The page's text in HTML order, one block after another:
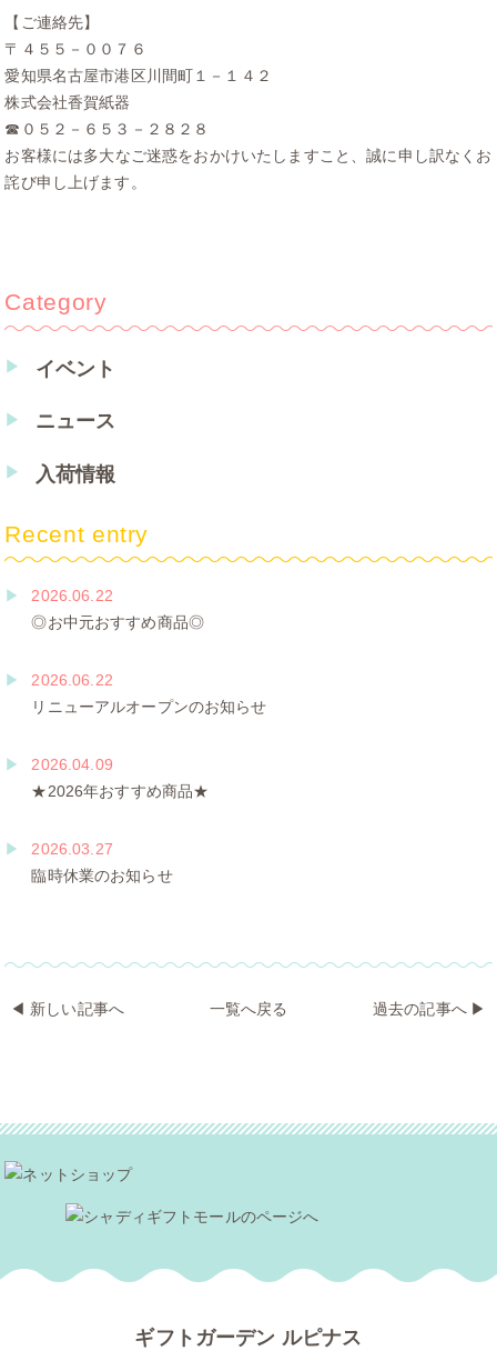
【ご連絡先】
〒４５５－００７６
愛知県名古屋市港区川間町１－１４２
株式会社香賀紙器
☎０５２－６５３－２８２８
お客様には多大なご迷惑をおかけいたしますこと、誠に申し訳なくお
詫び申し上げます。
Category
イベント
ニュース
入荷情報
Recent entry
2026.06.22
◎お中元おすすめ商品◎
2026.06.22
リニューアルオープンのお知らせ
2026.04.09
★2026年おすすめ商品★
2026.03.27
臨時休業のお知らせ
◀︎ 新しい記事へ 一覧へ戻る 過去の記事へ ▶
ギフトガーデン ルピナス